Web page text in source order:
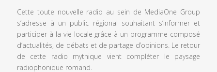
Cette toute nouvelle radio au sein de MediaOne Group
s’adresse à un public régional souhaitant s’informer et
participer à la vie locale grâce à un programme composé
d’actualités, de débats et de partage d’opinions. Le retour
de cette radio mythique vient compléter le paysage
radiophonique romand.